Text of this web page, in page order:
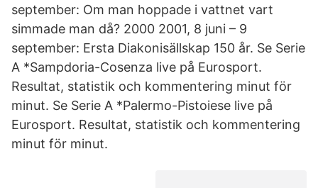
september: Om man hoppade i vattnet vart
simmade man då? 2000 2001, 8 juni – 9
september: Ersta Diakonisällskap 150 år. Se Serie
A *Sampdoria-Cosenza live på Eurosport.
Resultat, statistik och kommentering minut för
minut. Se Serie A *Palermo-Pistoiese live på
Eurosport. Resultat, statistik och kommentering
minut för minut.